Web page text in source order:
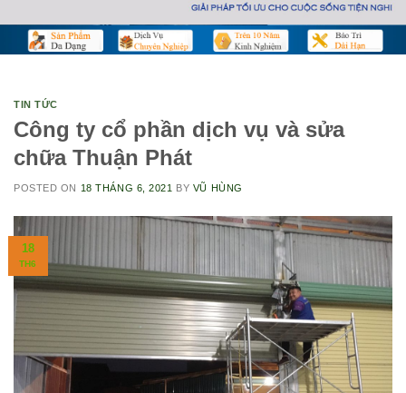
TIN TỨC
Công ty cổ phần dịch vụ và sửa
chữa Thuận Phát
POSTED ON 18 THÁNG 6, 2021 BY VŨ HÙNG
18
TH6